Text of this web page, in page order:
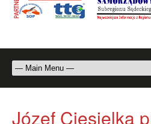
Józef Ciesielka